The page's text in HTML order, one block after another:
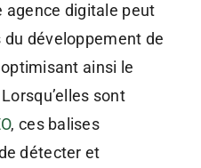
agence digitale peut
développement de
ainsi le
Lorsqu’elles sont
, ces balises
détecter et